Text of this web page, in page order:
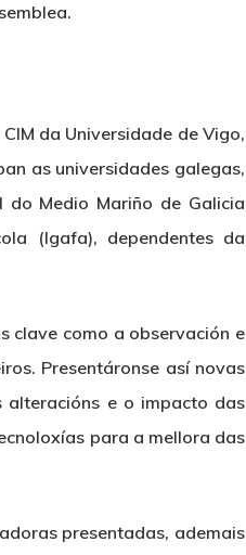
da Universidade de Vigo,
as universidades galegas,
Medio Mariño de Galicia
(Igafa), dependentes da
clave como a observación e
Presentáronse así novas
e o impacto das
para a mellora das
presentadas, ademais